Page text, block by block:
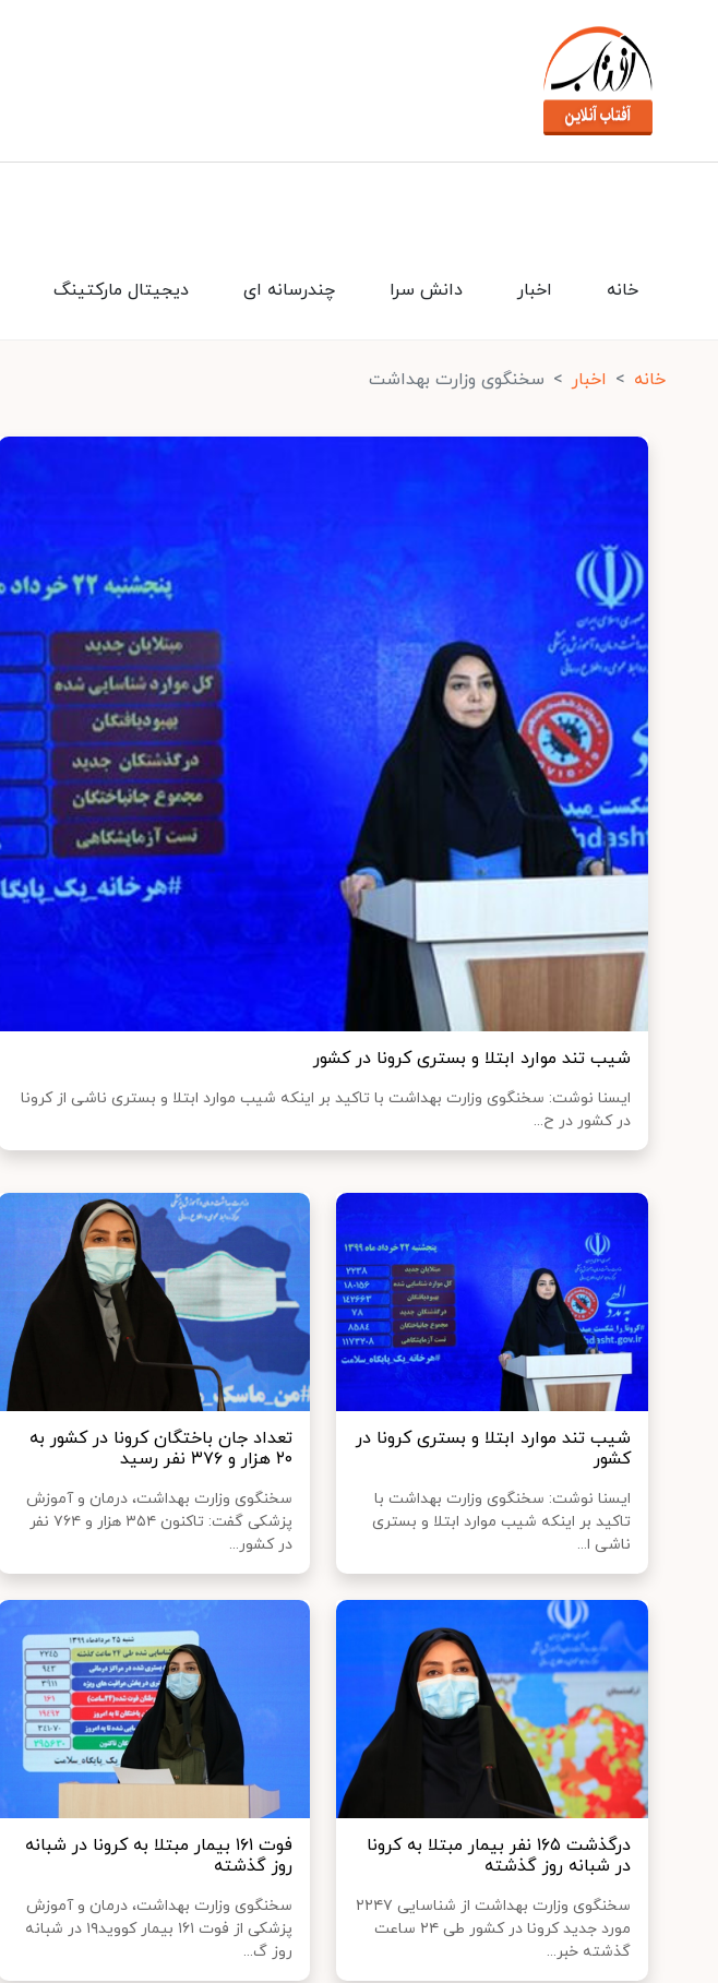
دیجیتال مارکتینگ چندرسانه ای دانش سرا اخبار خانه
خانه اخبار سخنگوی وزارت بهداشت
شیب تند موارد ابتلا و بستری کرونا در کشور
ایسنا نوشت: سخنگوی وزارت بهداشت با تاکید بر اینکه شیب موارد ابتلا و بستری ناشی از کرونا
در کشور در ح...
شیب تند موارد ابتلا و بستری کرونا در
کشور
ایسنا نوشت: سخنگوی وزارت بهداشت با
تاکید بر اینکه شیب موارد ابتلا و بستری
ناشی ا...
تعداد جان باختگان کرونا در کشور به
۲۰ هزار و ۳۷۶ نفر رسید
سخنگوی وزارت بهداشت، درمان و آموزش
پزشکی گفت: تاکنون ۳۵۴ هزار و ۷۶۴ نفر
در کشور...
درگذشت ۱۶۵ نفر بیمار مبتلا به کرونا
در شبانه روز گذشته
سخنگوی وزارت بهداشت از شناسایی ۲۲۴۷
مورد جدید کرونا در کشور طی ۲۴ ساعت
گذشته خبر...
فوت ۱۶۱ بیمار مبتلا به کرونا در شبانه
روز گذشته
سخنگوی وزارت بهداشت، درمان و آموزش
پزشکی از فوت ۱۶۱ بیمار کووید۱۹ در شبانه
روز گ...